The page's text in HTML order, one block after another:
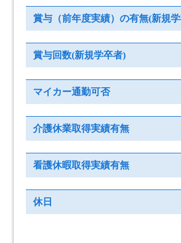
賞与（前年度実績）の有無(新規
賞与回数(新規学卒者)
マイカー通勤可否
介護休業取得実績有無
看護休暇取得実績有無
休日